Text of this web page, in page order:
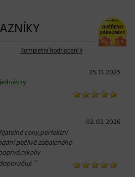
Kompletní hodnocení
25. 11. 2025
02. 03. 2026
ceny,perfektní
pečlivě zabaleného
“